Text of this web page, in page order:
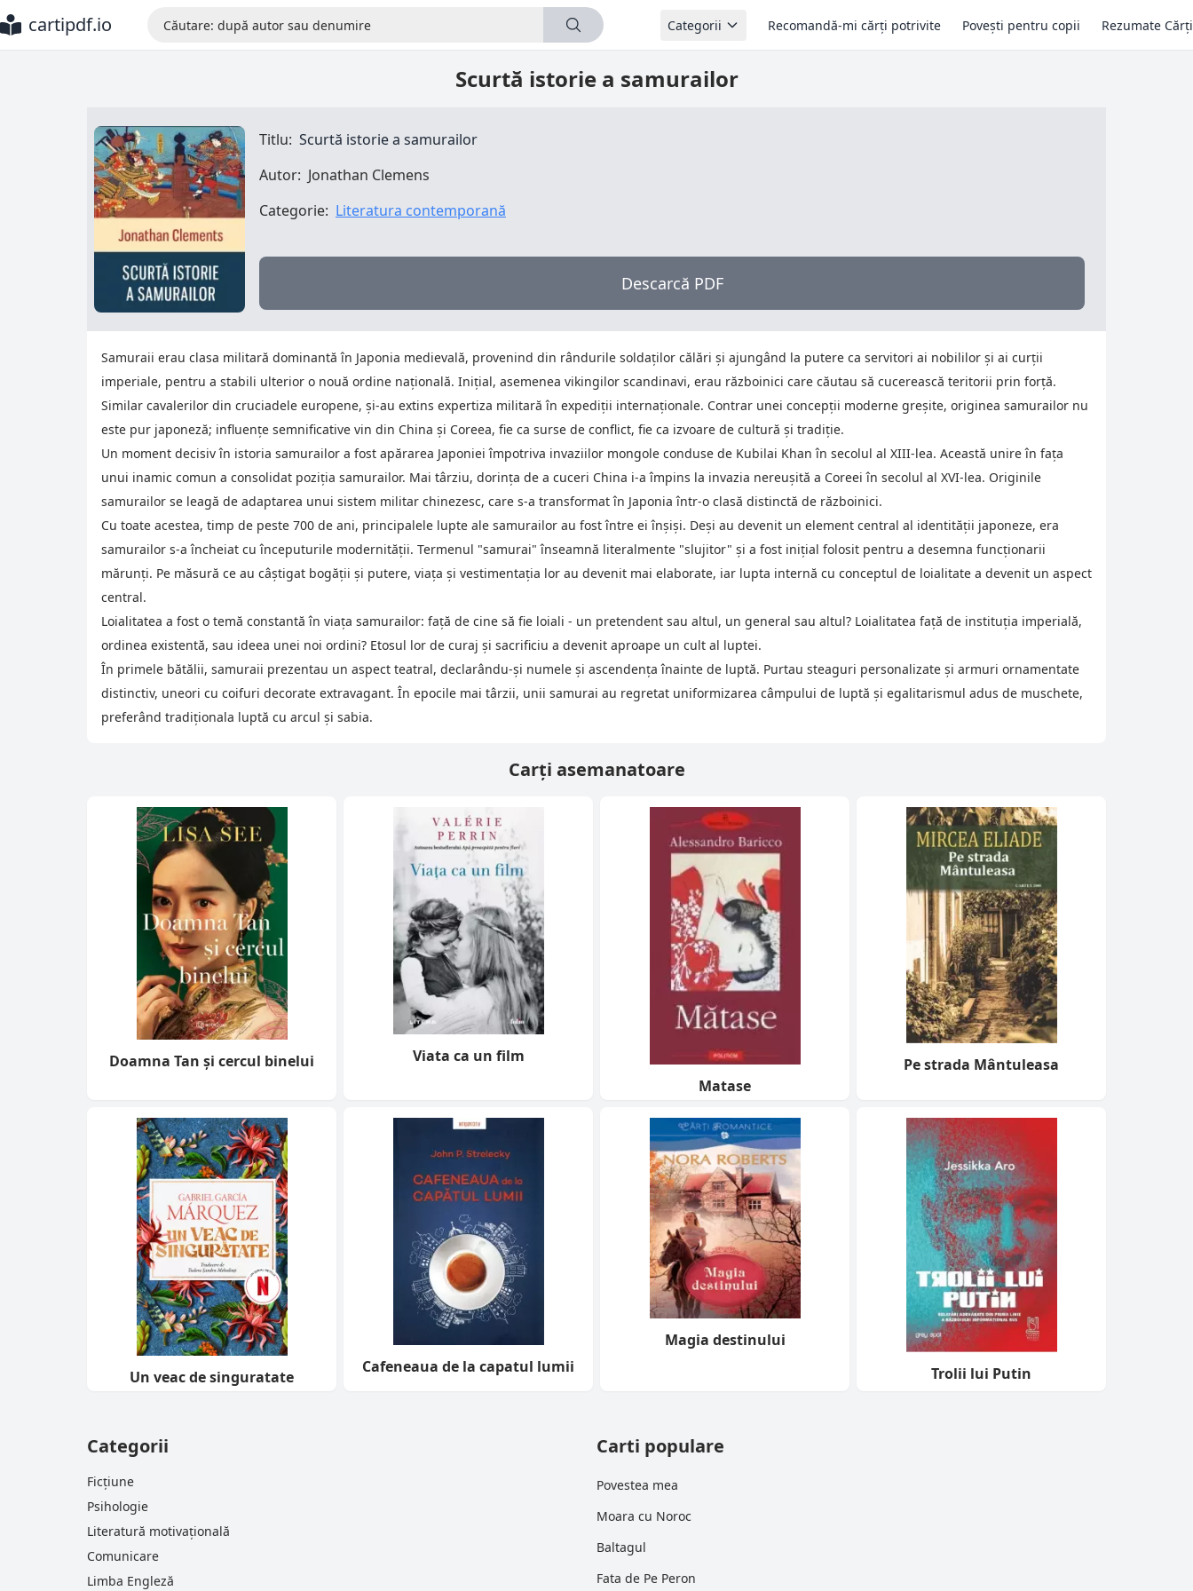
cartipdf.io Categorii Recomandă-mi cărți potrivite Povești pentru copii Rezumate Cărți
Scurtă istorie a samurailor
Titlu: Scurtă istorie a samurailor
Autor: Jonathan Clemens
Categorie: Literatura contemporană
Descarcă PDF
Samuraii erau clasa militară dominantă în Japonia medievală, provenind din rândurile soldaților călări și ajungând la putere ca servitori ai nobililor și ai curții
imperiale, pentru a stabili ulterior o nouă ordine națională. Inițial, asemenea vikingilor scandinavi, erau războinici care căutau să cucerească teritorii prin forță.
Similar cavalerilor din cruciadele europene, și-au extins expertiza militară în expediții internaționale. Contrar unei concepții moderne greșite, originea samurailor nu
este pur japoneză; influențe semnificative vin din China și Coreea, fie ca surse de conflict, fie ca izvoare de cultură și tradiție.
Un moment decisiv în istoria samurailor a fost apărarea Japoniei împotriva invaziilor mongole conduse de Kubilai Khan în secolul al XIII-lea. Această unire în fața
unui inamic comun a consolidat poziția samurailor. Mai târziu, dorința de a cuceri China i-a împins la invazia nereușită a Coreei în secolul al XVI-lea. Originile
samurailor se leagă de adaptarea unui sistem militar chinezesc, care s-a transformat în Japonia într-o clasă distinctă de războinici.
Cu toate acestea, timp de peste 700 de ani, principalele lupte ale samurailor au fost între ei înșiși. Deși au devenit un element central al identității japoneze, era
samurailor s-a încheiat cu începuturile modernității. Termenul "samurai" înseamnă literalmente "slujitor" și a fost inițial folosit pentru a desemna funcționarii
mărunți. Pe măsură ce au câștigat bogății și putere, viața și vestimentația lor au devenit mai elaborate, iar lupta internă cu conceptul de loialitate a devenit un aspect
central.
Loialitatea a fost o temă constantă în viața samurailor: față de cine să fie loiali - un pretendent sau altul, un general sau altul? Loialitatea față de instituția imperială,
ordinea existentă, sau ideea unei noi ordini? Etosul lor de curaj și sacrificiu a devenit aproape un cult al luptei.
În primele bătălii, samuraii prezentau un aspect teatral, declarându-și numele și ascendența înainte de luptă. Purtau steaguri personalizate și armuri ornamentate
distinctiv, uneori cu coifuri decorate extravagant. În epocile mai târzii, unii samurai au regretat uniformizarea câmpului de luptă și egalitarismul adus de muschete,
preferând tradiționala luptă cu arcul și sabia.
Carți asemanatoare
Doamna Tan și cercul binelui
Viata ca un film
Matase
Pe strada Mântuleasa
Un veac de singuratate
Cafeneaua de la capatul lumii
Magia destinului
Trolii lui Putin
Categorii
Ficțiune
Psihologie
Literatură motivațională
Comunicare
Limba Engleză
Carti populare
Povestea mea
Moara cu Noroc
Baltagul
Fata de Pe Peron